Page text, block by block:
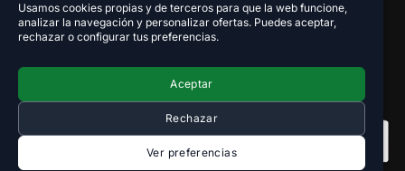
Usamos cookies propias y de terceros para que la web funcione,
analizar la navegación y personalizar ofertas. Puedes aceptar,
rechazar o configurar tus preferencias.
Aceptar
Rechazar
Ver preferencias